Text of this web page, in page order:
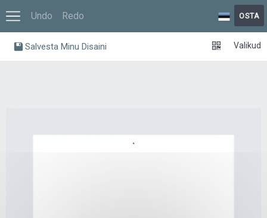
Undo Redo OSTA
Salvesta Minu Disaini Valikud